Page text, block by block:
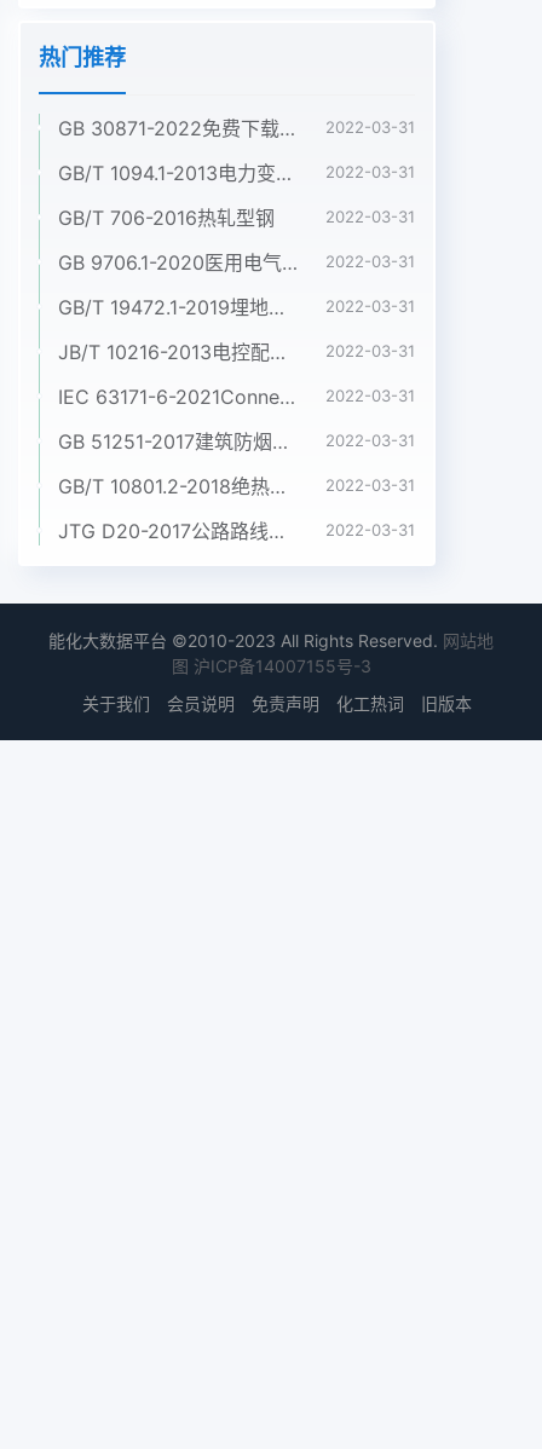
热门推荐
GB 30871-2022免费下载危险化学品企业特殊作业安全规范 2022-03-31
GB/T 1094.1-2013电力变压器 第1部分:总则 2022-03-31
GB/T 706-2016热轧型钢 2022-03-31
GB 9706.1-2020医用电气设备 第1部分:基本安全和基本性能的通用要求 2022-03-31
GB/T 19472.1-2019埋地用聚乙烯(PE)结构壁管道系统 第1部分:聚乙烯双壁波纹管材 2022-03-31
JB/T 10216-2013电控配电用电缆桥架 2022-03-31
IEC 63171-6-2021Connectors for electrical and electronic equipment - Part 6: Detail specification for 2-way and 4-way (data/power), shielded, free and fixed connectors for power and data transmission with frequencies up to 600 MHz 2022-03-31
GB 51251-2017建筑防烟排烟系统技术标准 2022-03-31
GB/T 10801.2-2018绝热用挤塑聚苯乙烯泡沫塑料(XPS) 2022-03-31
JTG D20-2017公路路线设计规范 2022-03-31
能化大数据平台 ©2010-2023 All Rights Reserved. 网站地
图 沪ICP备14007155号-3
关于我们
会员说明 免责声明 化工热词 旧版本